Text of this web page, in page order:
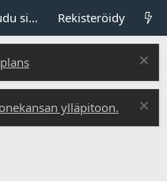
Kirjaudu sisään Rekisteröidy
ylläpitoon.